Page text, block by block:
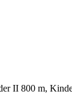
II 800 m,